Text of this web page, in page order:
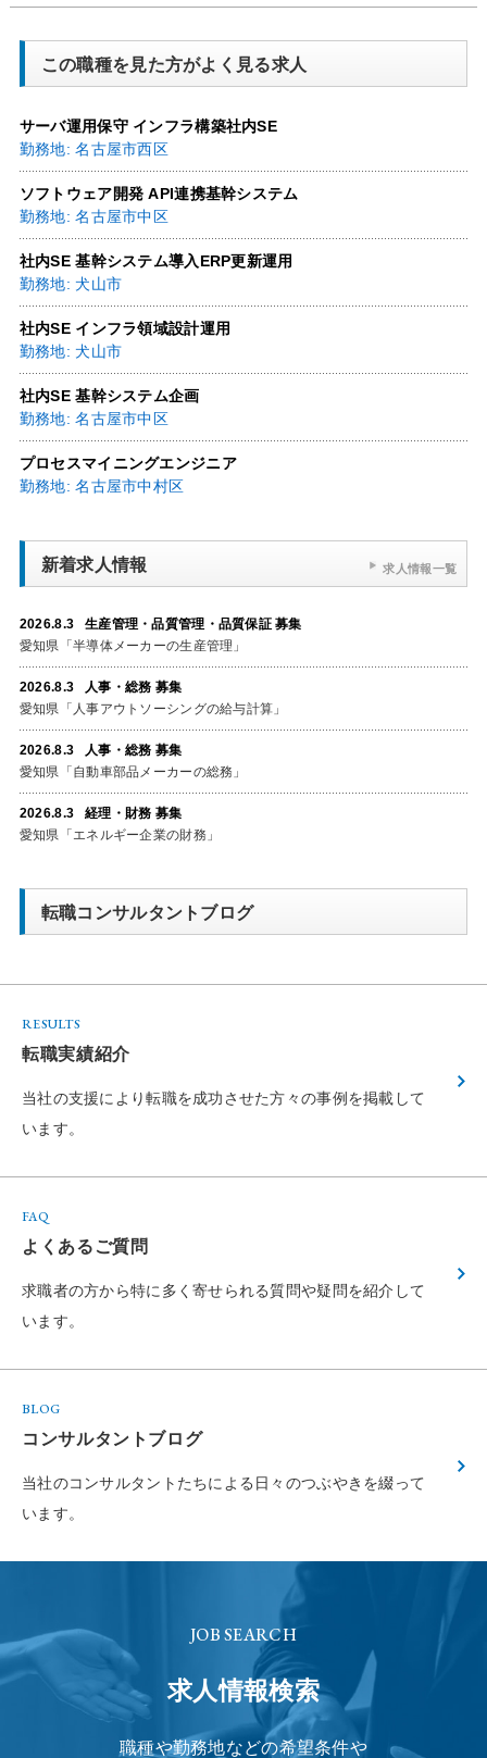
この職種を見た方がよく見る求人
サーバ運用保守 インフラ構築社内SE
勤務地: 名古屋市西区
ソフトウェア開発 API連携基幹システム
勤務地: 名古屋市中区
社内SE 基幹システム導入ERP更新運用
勤務地: 犬山市
社内SE インフラ領域設計運用
勤務地: 犬山市
社内SE 基幹システム企画
勤務地: 名古屋市中区
プロセスマイニングエンジニア
勤務地: 名古屋市中村区
新着求人情報
2026.8.3 生産管理・品質管理・品質保証 募集
愛知県「半導体メーカーの生産管理」
2026.8.3 人事・総務 募集
愛知県「人事アウトソーシングの給与計算」
2026.8.3 人事・総務 募集
愛知県「自動車部品メーカーの総務」
2026.8.3 経理・財務 募集
愛知県「エネルギー企業の財務」
求人情報一覧
転職コンサルタントブログ
RESULTS
転職実績紹介
当社の支援により転職を成功させた方々の事例を掲載して
います。
FAQ
よくあるご質問
求職者の方から特に多く寄せられる質問や疑問を紹介して
います。
BLOG
コンサルタントブログ
当社のコンサルタントたちによる 日々のつぶやきを綴って
います。
JOB SEARCH
求人情報検索
職種や勤務地などの希望条件や